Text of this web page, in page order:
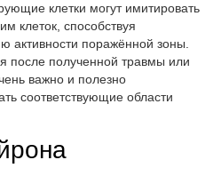
клетки могут имитировать
клеток, способствуя
активности поражённой зоны.
после полученной травмы или
важно и полезно
соответствующие области